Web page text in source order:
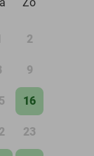
2
9
16
23